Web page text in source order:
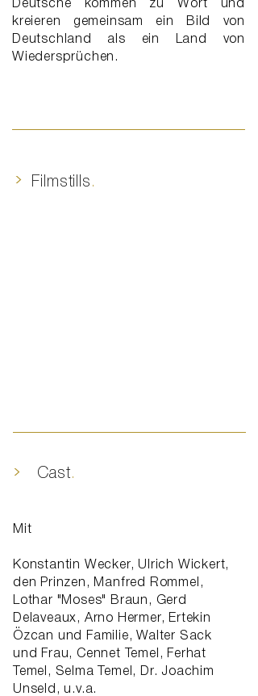
Deutsche kommen zu Wort und
kreieren gemeinsam ein Bild von
Deutschland als ein Land von
Wiedersprüchen.
> Filmstills .
> Cast.
Mit
Konstantin Wecker, Ulrich Wickert,
den Prinzen, Manfred Rommel,
Lothar "Moses" Braun, Gerd
Delaveaux, Arno Hermer, Ertekin
Özcan und Familie, Walter Sack
und Frau, Cennet Temel, Ferhat
Temel, Selma Temel, Dr. Joachim
Unseld, u.v.a.